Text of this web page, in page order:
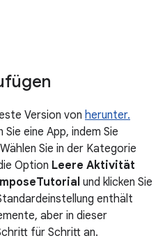
Version von herunter.
Sie eine App, indem Sie
Sie in der Kategorie
Option Leere Aktivität
und klicken Sie
enthält
aber in dieser
für Schritt an.